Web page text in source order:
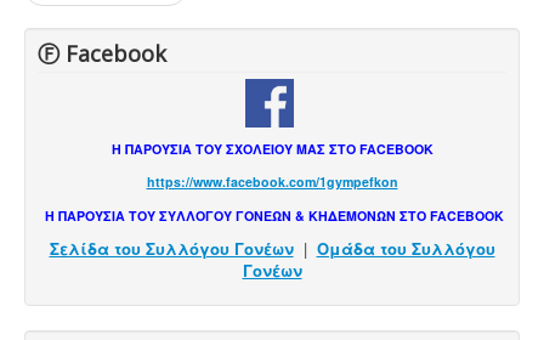
Ⓕ Facebook
Η ΠΑΡΟΥΣΙΑ ΤΟΥ ΣΧΟΛΕΙΟΥ ΜΑΣ ΣΤΟ FACEBOOK
https://www.facebook.com/1gympefkon
Η ΠΑΡΟΥΣΙΑ ΤΟΥ ΣΥΛΛΟΓΟΥ ΓΟΝΕΩΝ & ΚΗΔΕΜΟΝΩΝ ΣΤΟ FACEBOOK
Σελίδα του Συλλόγου Γονέων| Ομάδα του Συλλόγου
Γονέων